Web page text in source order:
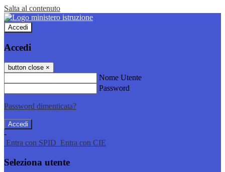
Salta al contenuto
Accedi
Accedi
button close ×
Nome Utente
Password
Password dimenticata?
-
Entra con SPID Entra con CIE
Seleziona utente